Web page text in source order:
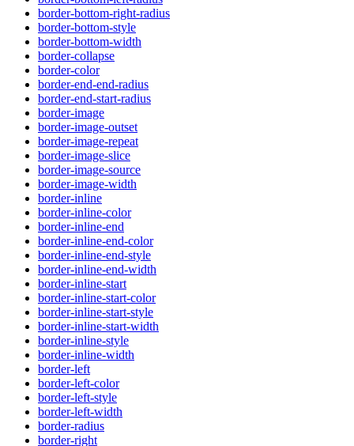
border-bottom-right-radius
border-bottom-style
border-bottom-width
border-collapse
border-color
border-end-end-radius
border-end-start-radius
border-image
border-image-outset
border-image-repeat
border-image-slice
border-image-source
border-image-width
border-inline
border-inline-color
border-inline-end
border-inline-end-color
border-inline-end-style
border-inline-end-width
border-inline-start
border-inline-start-color
border-inline-start-style
border-inline-start-width
border-inline-style
border-inline-width
border-left
border-left-color
border-left-style
border-left-width
border-radius
border-right